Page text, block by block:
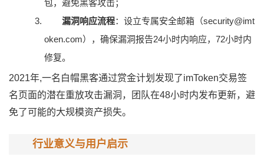
包，避免黑客攻击；
漏洞响应流程：设立专属安全邮箱（security@imt
oken.com），确保漏洞报告24小时内响应，72小时内
修复。
2021年,一名白帽黑客通过赏金计划发现了imToken交易签
名页面的潜在重放攻击漏洞，团队在48小时内发布更新，避
免了可能的大规模资产损失。
行业意义与用户启示